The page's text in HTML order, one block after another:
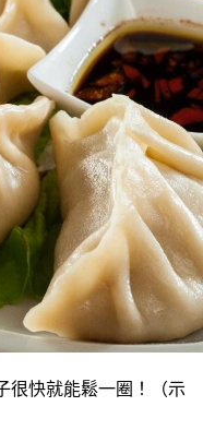
很快就能鬆一圈！（示